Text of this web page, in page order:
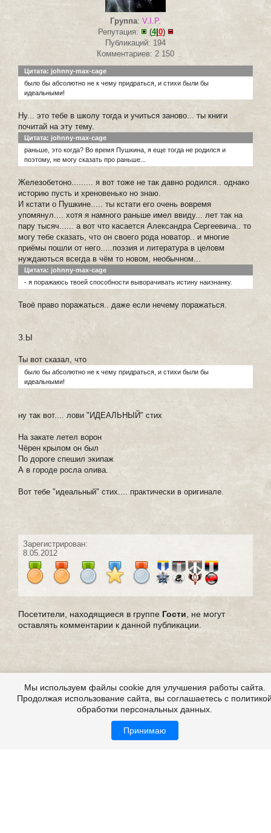
Группа: V.I.P.
Репутация:
(4| 0)
Публикаций: 194
Комментариев: 2 150
Цитата: johnny-max-cage
было бы абсолютно не к чему придраться, и стихи были бы
идеальными!
Ну... это тебе в школу тогда и учиться заново... ты книги
почитай на эту тему.
Цитата: johnny-max-cage
раньше, это когда? Во время Пушкина, я еще тогда не родился и
поэтому, не могу сказать про раньше...
Железобетоно......... я вот тоже не так давно родился.. однако
историю пусть и хреновенько но знаю.
И кстати о Пушкине..... ты кстати его очень вовремя
упомянул.... хотя я намного раньше имел ввиду... лет так на
пару тысяч...... а вот что касается Александра Сергеевича.. то
могу тебе сказать, что он своего рода новатор.. и многие
приёмы пошли от него.....поэзия и литература в целовм
нуждаються всегда в чём то новом, необычном...
Цитата: johnny-max-cage
- я поражаюсь твоей способности выворачивать истину наизнанку.
Твоё право поражаться.. даже если нечему поражаться.
З.Ы
Ты вот сказал, что
было бы абсолютно не к чему придраться, и стихи были бы
идеальными!
ну так вот.... лови "ИДЕАЛЬНЫЙ" стих
На закате летел ворон
Чёрен крылом он был
По дороге спешил экипаж
А в городе росла олива.
Вот тебе "идеальный" стих.... практически в оригинале.
Зарегистрирован:
8.05.2012
Посетители, находящиеся в группе Гости , не могут
оставлять комментарии к данной публикации.
Мы используем файлы cookie для улучшения работы сайта.
Продолжая использование сайта, вы соглашаетесь с
обработки персональных данных.
Принимаю